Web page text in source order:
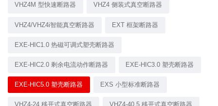
VHZ4M 型快速断路器 VHZ4 侧装式真空断路器
VHZ4/VHZ4i智能真空断路器 EXT 框架断路器
EXE-HIC1.0 热磁可调式塑壳断路器
EXE-HIC2.0 剩余电流动作断路器 EXE-HIC3.0 塑壳断路器
EXE-HIC5.0 塑壳断路器 EXS 小型标准断路器
VHZ4-24 移开式真空断路器 VHZ4-40.5 移开式真空断路器